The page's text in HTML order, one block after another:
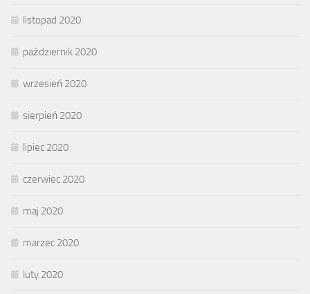
listopad 2020
październik 2020
wrzesień 2020
sierpień 2020
lipiec 2020
czerwiec 2020
maj 2020
marzec 2020
luty 2020